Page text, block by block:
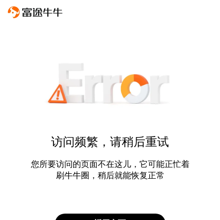
访问频繁，请稍后重试
您所要访问的页面不在这儿，它可能正忙着
刷牛牛圈，稍后就能恢复正常